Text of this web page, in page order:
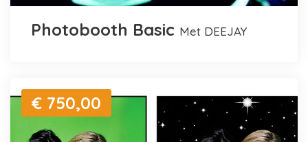
Photobooth Basic met DEEJAY
€ 750,00